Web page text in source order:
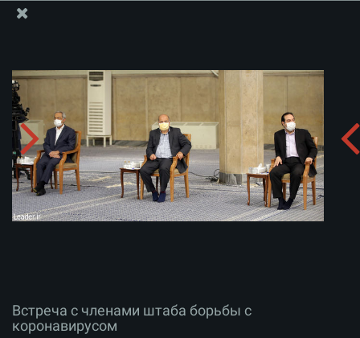
Встреча с членами штаба борьбы с коронавирусом
Скачать альбом: zip
Встреча с членами штаба борьбы с
коронавирусом